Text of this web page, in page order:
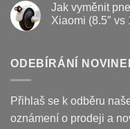
na
koloběžce
poruchy
koloběžek
Kugoo
opravit
textu
s
displeje
Xiaomi
Pro
a
jak
je
Jak vyměnit
Xiaomi (8.5″ vs
textu
s
vyměnit
pneumatiku
na
elektrokoloběžce
ODEBÍRÁNÍ
Přihlaš se k odběru
oznámení o prodeji a